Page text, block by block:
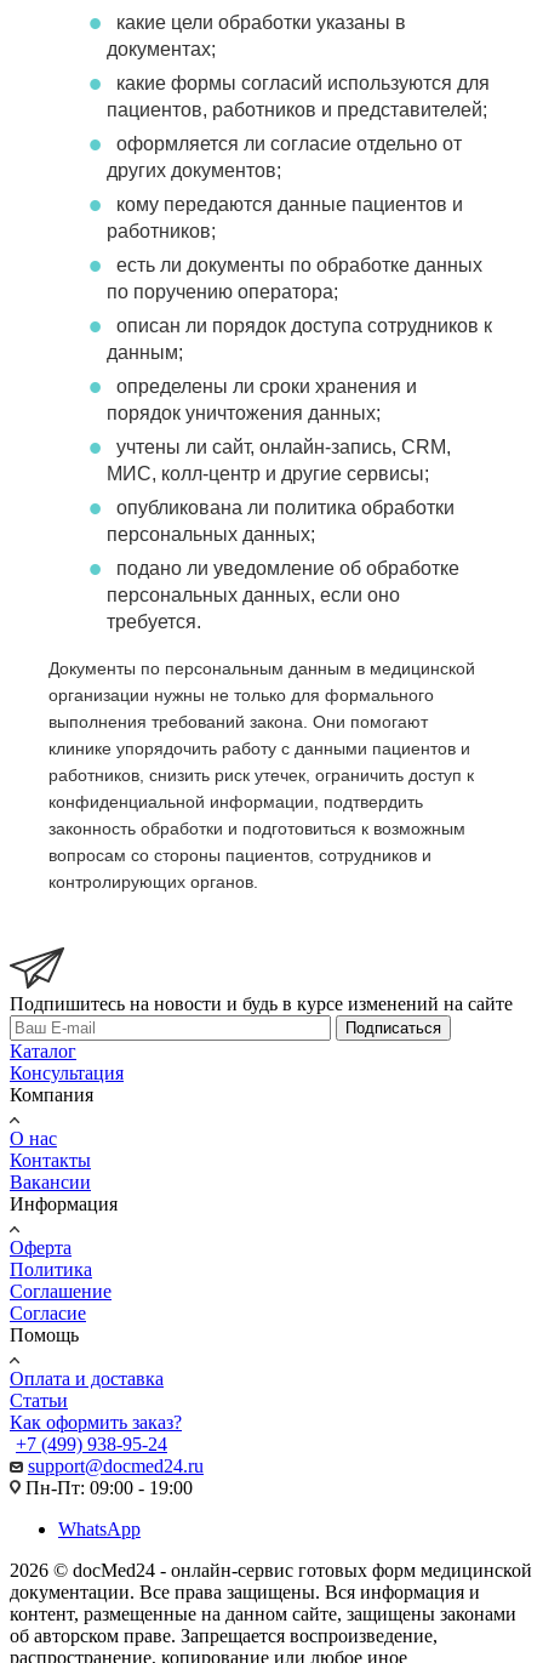
какие цели обработки указаны в
документах;
какие формы согласий используются для
пациентов, работников и представителей;
оформляется ли согласие отдельно от
других документов;
кому передаются данные пациентов и
работников;
есть ли документы по обработке данных
по поручению оператора;
описан ли порядок доступа сотрудников к
данным;
определены ли сроки хранения и
порядок уничтожения данных;
учтены ли сайт, онлайн-запись, CRM,
МИС, колл-центр и другие сервисы;
опубликована ли политика обработки
персональных данных;
подано ли уведомление об обработке
персональных данных, если оно
требуется.
Документы по персональным данным в медицинской
организации нужны не только для формального
выполнения требований закона. Они помогают
клинике упорядочить работу с данными пациентов и
работников, снизить риск утечек, ограничить доступ к
конфиденциальной информации, подтвердить
законность обработки и подготовиться к возможным
вопросам со стороны пациентов, сотрудников и
контролирующих органов.
Подпишитесь на новости и будь в курсе изменений на сайте
Подписаться
Каталог
Консультация
Компания
О нас
Контакты
Вакансии
Информация
Оферта
Политика
Соглашение
Согласие
Помощь
Оплата и доставка
Статьи
Как оформить заказ?
+7 (499) 938-95-24
support@docmed24.ru
Пн-Пт: 09:00 - 19:00
WhatsApp
2026 © docMed24 - онлайн-сервис готовых форм медицинской
документации. Все права защищены. Вся информация и
контент, размещенные на данном сайте, защищены законами
об авторском праве. Запрещается воспроизведение,
распространение, копирование или любое иное